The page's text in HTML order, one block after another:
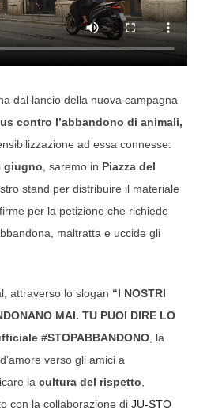
dal lancio della nuova campagna
contro l’abbandono di animali,
ad essa connesse:
giugno, saremo in Piazza del
stand per distribuire il materiale
per la petizione che richiede
maltratta e uccide gli
attraverso lo slogan “I NOSTRI
MAI. TU PUOI DIRE LO
#STOPABBANDONO, la
verso gli amici a
la cultura del rispetto,
con la collaborazione di JU-STO